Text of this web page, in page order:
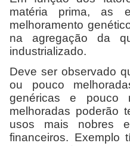
matéria prima, as
melhoramento
na agregação da
industrializado.
Deve ser observado
ou pouco
genéricas e pouco
melhoradas poderão
usos mais nobres
financeiros. Exemplo